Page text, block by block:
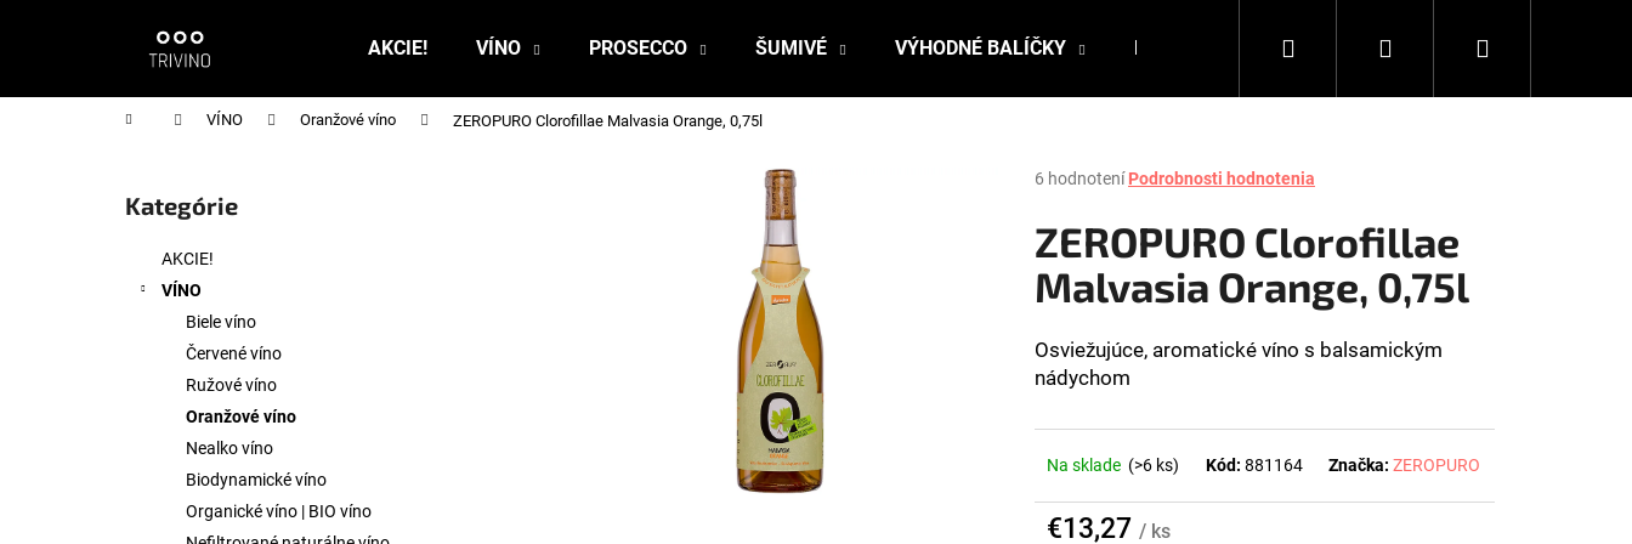
AKCIE! VÍNO PROSECCO ŠUMIVÉ VÝHODNÉ BALÍČKY DARČEKY KÁVA DOPLNKY
Hľadať PrihlásenieNákupný
Domov VÍNO Oranžové víno ZEROPURO Clorofillae Malvasia Orange, 0,75l
Preskočiť
kategórie
Kategórie
AKCIE!
VÍNO
Biele víno
Červené víno
Ružové víno
Oranžové víno
Nealko víno
Biodynamické víno
Organické víno | BIO víno
Priemerné
je
4,3
z
hviezdičiek.
6 hodnotení Podrobnosti hodnotenia
ZEROPURO Clorofillae
Malvasia Orange, 0,75l
Osviežujúce, aromatické víno s balsamickým
nádychom
Na sklade (>6 ks) Kód: 881164 Značka:ZEROPURO
€13,27 / ks
í
do
do
Čo potrebujete nájsť?
Odporúčame